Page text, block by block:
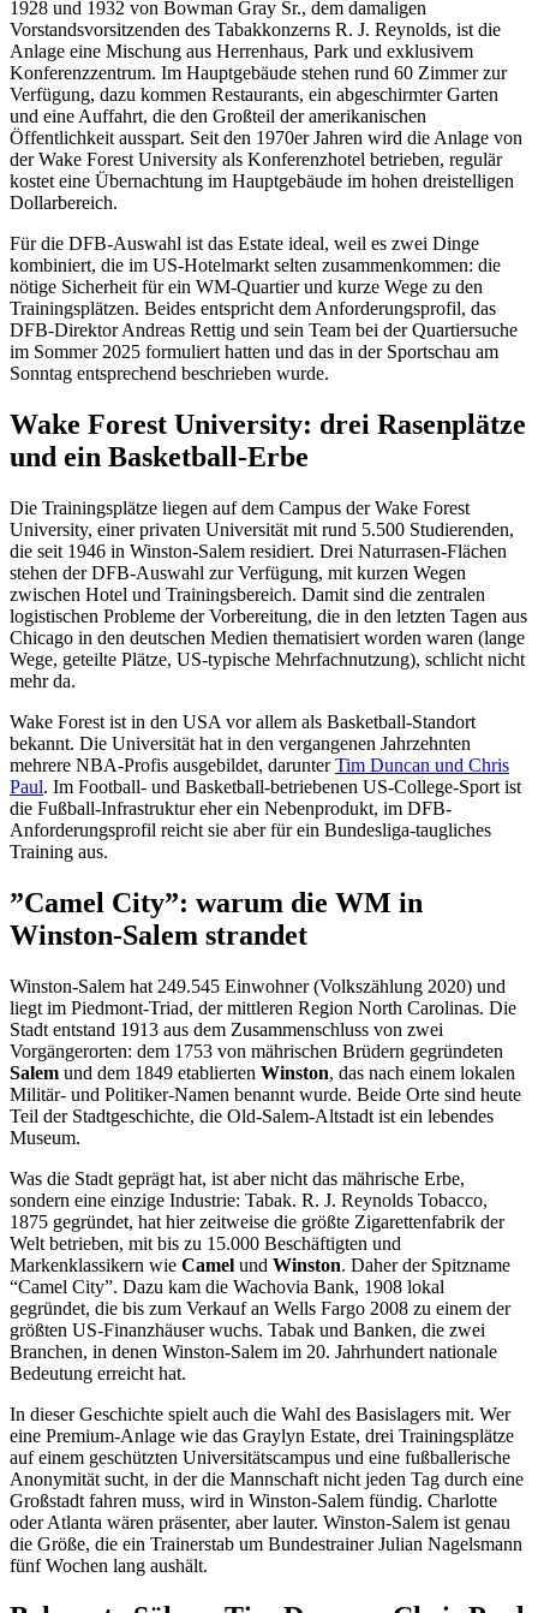
1928 und 1932 von Bowman Gray Sr., dem damaligen
Vorstandsvorsitzenden des Tabakkonzerns R. J. Reynolds, ist die
Anlage eine Mischung aus Herrenhaus, Park und exklusivem
Konferenzzentrum. Im Hauptgebäude stehen rund 60 Zimmer zur
Verfügung, dazu kommen Restaurants, ein abgeschirmter Garten
und eine Auffahrt, die den Großteil der amerikanischen
Öffentlichkeit ausspart. Seit den 1970er Jahren wird die Anlage von
der Wake Forest University als Konferenzhotel betrieben, regulär
kostet eine Übernachtung im Hauptgebäude im hohen dreistelligen
Dollarbereich.
Für die DFB-Auswahl ist das Estate ideal, weil es zwei Dinge
kombiniert, die im US-Hotelmarkt selten zusammenkommen: die
nötige Sicherheit für ein WM-Quartier und kurze Wege zu den
Trainingsplätzen. Beides entspricht dem Anforderungsprofil, das
DFB-Direktor Andreas Rettig und sein Team bei der Quartiersuche
im Sommer 2025 formuliert hatten und das in der Sportschau am
Sonntag entsprechend beschrieben wurde.
Wake Forest University: drei Rasenplätze
und ein Basketball-Erbe
Die Trainingsplätze liegen auf dem Campus der Wake Forest
University, einer privaten Universität mit rund 5.500 Studierenden,
die seit 1946 in Winston-Salem residiert. Drei Naturrasen-Flächen
stehen der DFB-Auswahl zur Verfügung, mit kurzen Wegen
zwischen Hotel und Trainingsbereich. Damit sind die zentralen
logistischen Probleme der Vorbereitung, die in den letzten Tagen aus
Chicago in den deutschen Medien thematisiert worden waren (lange
Wege, geteilte Plätze, US-typische Mehrfachnutzung), schlicht nicht
mehr da.
Wake Forest ist in den USA vor allem als Basketball-Standort
bekannt. Die Universität hat in den vergangenen Jahrzehnten
mehrere NBA-Profis ausgebildet, darunterTim Duncan und Chris
Paul. Im Football- und Basketball-betriebenen US-College-Sport ist
die Fußball-Infrastruktur eher ein Nebenprodukt, im DFB-
Anforderungsprofil reicht sie aber für ein Bundesliga-taugliches
Training aus.
”Camel City”: warum die WM in
Winston-Salem strandet
Winston-Salem hat 249.545 Einwohner (Volkszählung 2020) und
liegt im Piedmont-Triad, der mittleren Region North Carolinas. Die
Stadt entstand 1913 aus dem Zusammenschluss von zwei
Vorgängerorten: dem 1753 von mährischen Brüdern gegründeten
Salem und dem 1849 etablierten Winston, das nach einem lokalen
Militär- und Politiker-Namen benannt wurde. Beide Orte sind heute
Teil der Stadtgeschichte, die Old-Salem-Altstadt ist ein lebendes
Museum.
Was die Stadt geprägt hat, ist aber nicht das mährische Erbe,
sondern eine einzige Industrie: Tabak. R. J. Reynolds Tobacco,
1875 gegründet, hat hier zeitweise die größte Zigarettenfabrik der
Welt betrieben, mit bis zu 15.000 Beschäftigten und
Markenklassikern wie Camel und Winston. Daher der Spitzname
“Camel City”. Dazu kam die Wachovia Bank, 1908 lokal
gegründet, die bis zum Verkauf an Wells Fargo 2008 zu einem der
größten US-Finanzhäuser wuchs. Tabak und Banken, die zwei
Branchen, in denen Winston-Salem im 20. Jahrhundert nationale
Bedeutung erreicht hat.
In dieser Geschichte spielt auch die Wahl des Basislagers mit. Wer
eine Premium-Anlage wie das Graylyn Estate, drei Trainingsplätze
auf einem geschützten Universitätscampus und eine fußballerische
Anonymität sucht, in der die Mannschaft nicht jeden Tag durch eine
Großstadt fahren muss, wird in Winston-Salem fündig. Charlotte
oder Atlanta wären präsenter, aber lauter. Winston-Salem ist genau
die Größe, die ein Trainerstab um Bundestrainer Julian Nagelsmann
fünf Wochen lang aushält.